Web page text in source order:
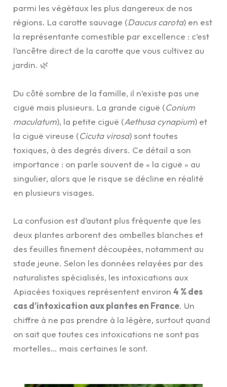
parmi les végétaux les plus dangereux de nos
régions. La carotte sauvage (Daucus carota) en est
la représentante comestible par excellence : c’est
l’ancêtre direct de la carotte que vous cultivez au
jardin. 🌿
Du côté sombre de la famille, il n’existe pas une
ciguë mais plusieurs. La grande ciguë (Conium
maculatum), la petite ciguë (Aethusa cynapium) et
la ciguë vireuse (Cicuta virosa) sont toutes
toxiques, à des degrés divers. Ce détail a son
importance : on parle souvent de « la ciguë » au
singulier, alors que le risque se décline en réalité
en plusieurs visages.
La confusion est d’autant plus fréquente que les
deux plantes arborent des ombelles blanches et
des feuilles finement découpées, notamment au
stade jeune. Selon les données relayées par des
naturalistes spécialisés, les intoxications aux
Apiacées toxiques représentent environ4 % des
cas d’intoxication aux plantes en France. Un
chiffre à ne pas prendre à la légère, surtout quand
on sait que toutes ces intoxications ne sont pas
mortelles… mais certaines le sont.